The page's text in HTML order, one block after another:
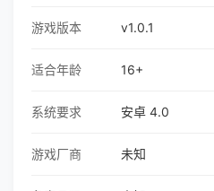
游戏版本 v1.0.1
适合年龄 16+
系统要求 安卓 4.0
游戏厂商 未知